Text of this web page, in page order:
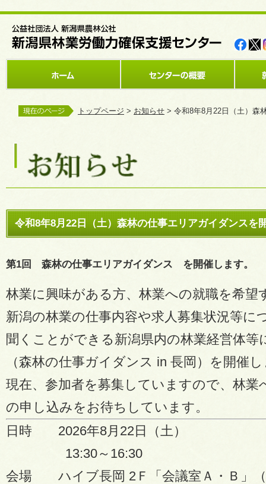
トップページ > お知らせ > 令和8年8月22日（土）森
令和8年8月22日（土）森林の仕事エリアガイダンスを
第1回 森林の仕事エリアガイダンス を開催します。
林業に興味がある方、林業への就職を希望
新潟の林業の仕事内容や求人募集状況等に
聞くことができる新潟県内の林業経営体等
（森林の仕事ガイダンス in 長岡）を開催
現在、参加者を募集していますので、林業
の申し込みをお待ちしています。
日時 2026年8月22日（土）
13:30～16:30
会場 ハイブ長岡 2Ｆ「会議室Ａ・Ｂ」（